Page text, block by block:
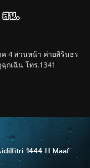
ค 4 ส่วนหน้า ค่ายสิรินธร
กเฉิน โทร.1341
1444 H Maaf